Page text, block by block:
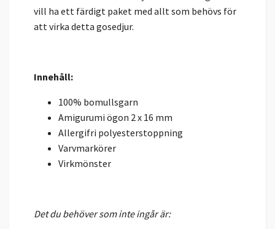
vill ha ett färdigt paket med allt som behövs för
att virka detta gosedjur.
Innehåll:
100% bomullsgarn
Amigurumi ögon 2 x 16 mm
Allergifri polyesterstoppning
Varvmarkörer
Virkmönster
Det du behöver som inte ingår är: